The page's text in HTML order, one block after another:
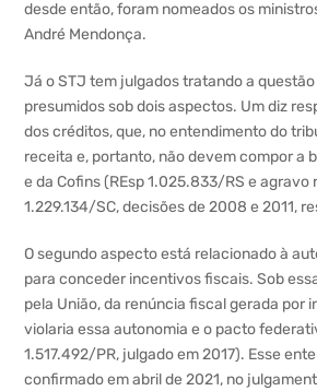
desde então, foram nomeados os
André Mendonça.
Já o STJ tem julgados tratando a
presumidos sob dois aspectos. Um diz
dos créditos, que, no entendimento do
receita e, portanto, não devem compor a
e da Cofins (REsp 1.025.833/RS e agravo
1.229.134/SC, decisões de 2008 e 2011,
O segundo aspecto está relacionado à
para conceder incentivos fiscais. Sob
pela União, da renúncia fiscal gerada por
violaria essa autonomia e o pacto
1.517.492/PR, julgado em 2017). Esse
confirmado em abril de 2021, no